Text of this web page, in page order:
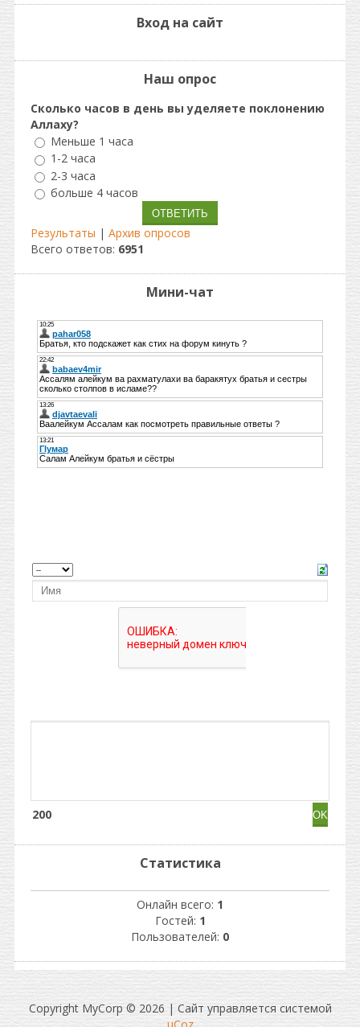
Вход на сайт
Наш опрос
Сколько часов в день вы уделяете поклонению
Аллаху?
Меньше 1 часа
1-2 часа
2-3 часа
больше 4 часов
Результаты | Архив опросов
Всего ответов: 6951
Мини-чат
200
Статистика
Онлайн всего: 1
Гостей: 1
Пользователей: 0
Copyright MyCorp © 2026 | Сайт управляется системой